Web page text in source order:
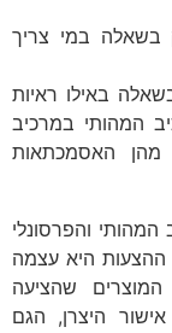
בשאלה במי צריך
באילו ראיות
המהותי במרכיב
מהן האסמכתאות
והפרסונלי
ההצעות היא עצמה
שהציעה
היצרן, הגם